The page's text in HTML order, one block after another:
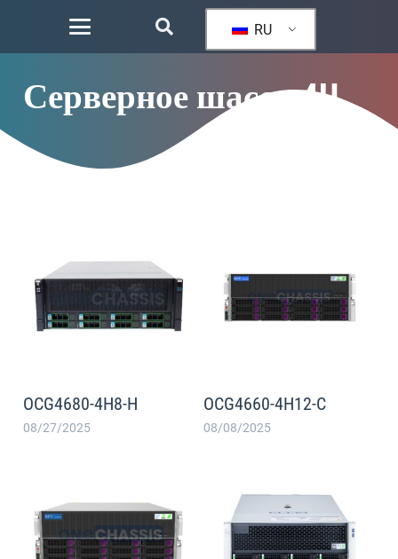
RU
Серверное шасси 4U
OCG4680-4H8-H
08/27/2025
OCG4660-4H12-C
08/08/2025